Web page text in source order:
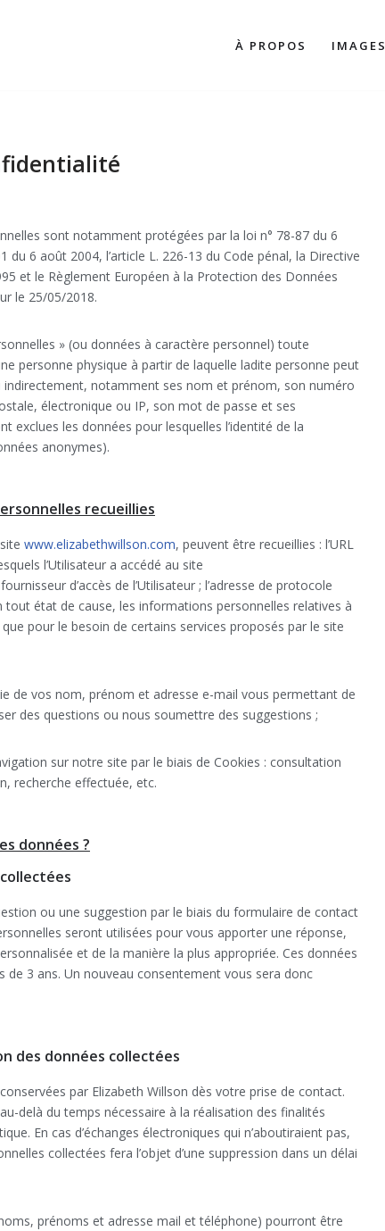
À PROPOS IMAGES
sont notamment protégées par la loi n° 78-87 du 6
du 6 août 2004, l’article L. 226-13 du Code pénal, la Directive
et le Règlement Européen à la Protection des Données
le 25/05/2018.
» (ou données à caractère personnel) toute
personne physique à partir de laquelle ladite personne peut
notamment ses nom et prénom, son numéro
électronique ou IP, son mot de passe et ses
exclues les données pour lesquelles l’identité de la
anonymes).
recueillies
www.elizabethwillson.com, peuvent être recueillies : l’URL
l’Utilisateur a accédé au site
d’accès de l’Utilisateur ; l’adresse de protocole
tout état de cause, les informations personnelles relatives à
pour le besoin de certains services proposés par le site
de vos nom, prénom et adresse e-mail vous permettant de
des questions ou nous soumettre des suggestions ;
sur notre site par le biais de Cookies : consultation
recherche effectuée, etc.
données ?
ou une suggestion par le biais du formulaire de contact
seront utilisées pour vous apporter une réponse,
et de la manière la plus appropriée. Ces données
de 3 ans. Un nouveau consentement vous sera donc
des données collectées
par Elizabeth Willson dès votre prise de contact.
delà du temps nécessaire à la réalisation des finalités
En cas d’échanges électroniques qui n’aboutiraient pas,
collectées fera l’objet d’une suppression dans un délai
prénoms et adresse mail et téléphone) pourront être